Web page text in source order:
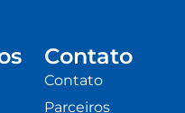
Contato
Contato
Parceiros